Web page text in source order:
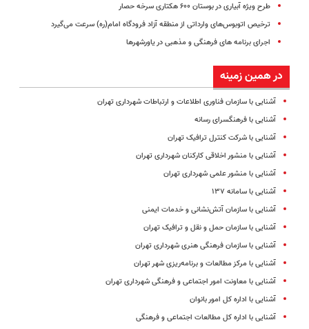
طرح ویژه آبیاری در بوستان ۶۰۰ هکتاری سرخه حصار
ترخیص اتوبوس‌های وارداتی از منطقه آزاد فرودگاه امام(ره) سرعت می‌گیرد
اجرای برنامه های فرهنگی و مذهبی در یاورشهرها
در همین زمینه
آشنایی با سازمان فناوری اطلاعات و ارتباطات شهرداری تهران
آشنایی با فرهنگسرای رسانه
آشنایی با شرکت کنترل ترافیک تهران
آشنایی با منشور اخلاقی کارکنان شهرداری تهران
آشنایی با منشور علمی شهرداری تهران
آشنایی با سامانه ۱۳۷
آشنایی با سازمان آتش‌نشانی و خدمات ایمنی
آشنایی با سازمان حمل و نقل و ترافیک تهران
آشنایی با سازمان فرهنگی هنری شهرداری تهران
آشنایی با مرکز مطالعات و برنامه‌ریزی شهر تهران
آشنایی با معاونت امور اجتماعی و فرهنگی شهرداری تهران
آشنایی با اداره کل امور بانوان
آشنایی با اداره کل مطالعات اجتماعی و فرهنگی